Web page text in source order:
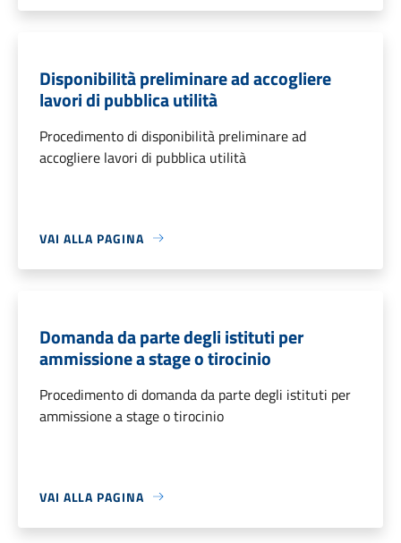
Disponibilità preliminare ad accogliere
lavori di pubblica utilità
Procedimento di disponibilità preliminare ad
accogliere lavori di pubblica utilità
VAI ALLA PAGINA
Domanda da parte degli istituti per
ammissione a stage o tirocinio
Procedimento di domanda da parte degli istituti per
ammissione a stage o tirocinio
VAI ALLA PAGINA